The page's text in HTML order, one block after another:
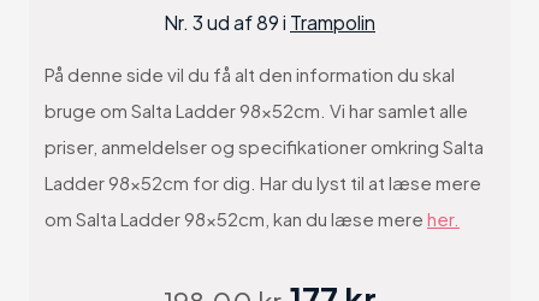
Nr. 3 ud af 89 i Trampolin
På denne side vil du få alt den information du skal
bruge om Salta Ladder 98x52cm. Vi har samlet alle
priser, anmeldelser og specifikationer omkring Salta
Ladder 98x52cm for dig. Har du lyst til at læse mere
om Salta Ladder 98x52cm, kan du læse mere her.